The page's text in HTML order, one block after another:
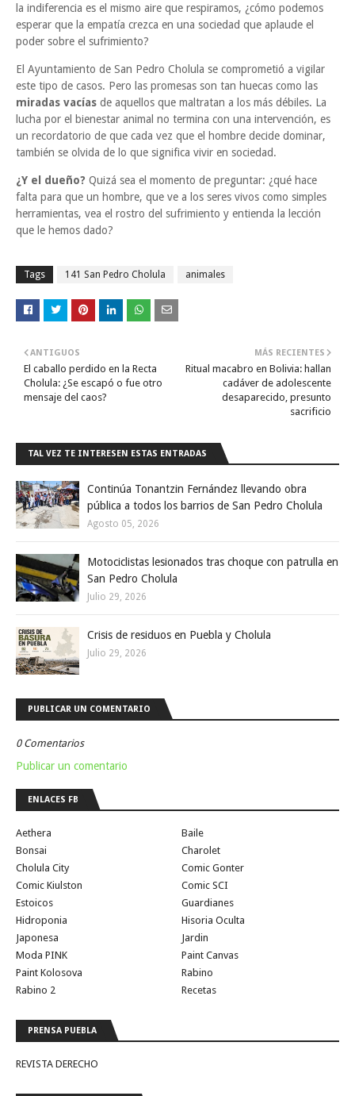
la indiferencia es el mismo aire que respiramos, ¿cómo podemos
esperar que la empatía crezca en una sociedad que aplaude el
poder sobre el sufrimiento?
El Ayuntamiento de San Pedro Cholula se comprometió a vigilar
este tipo de casos. Pero las promesas son tan huecas como las
miradas vacías de aquellos que maltratan a los más débiles. La
lucha por el bienestar animal no termina con una intervención, es
un recordatorio de que cada vez que el hombre decide dominar,
también se olvida de lo que significa vivir en sociedad.
¿Y el dueño? Quizá sea el momento de preguntar: ¿qué hace
falta para que un hombre, que ve a los seres vivos como simples
herramientas, vea el rostro del sufrimiento y entienda la lección
que le hemos dado?
Tags 141 San Pedro Cholula animales
MÁS RECIENTES
Ritual macabro en Bolivia: hallan
cadáver de adolescente
desaparecido, presunto
sacrificio
ANTIGUOS
El caballo perdido en la Recta
Cholula: ¿Se escapó o fue otro
mensaje del caos?
TAL VEZ TE INTERESEN ESTAS ENTRADAS
Continúa Tonantzin Fernández llevando obra
pública a todos los barrios de San Pedro Cholula
Agosto 05, 2026
Motociclistas lesionados tras choque con patrulla en
San Pedro Cholula
Julio 29, 2026
Crisis de residuos en Puebla y Cholula
Julio 29, 2026
PUBLICAR UN COMENTARIO
0 Comentarios
Publicar un comentario
ENLACES FB
Aethera
Baile
Bonsai
Charolet
Cholula City
Comic Gonter
Comic Kiulston
Comic SCI
Estoicos
Guardianes
Hidroponia
Hisoria Oculta
Japonesa
Jardin
Moda PINK
Paint Canvas
Paint Kolosova
Rabino
Rabino 2
Recetas
PRENSA PUEBLA
REVISTA DERECHO